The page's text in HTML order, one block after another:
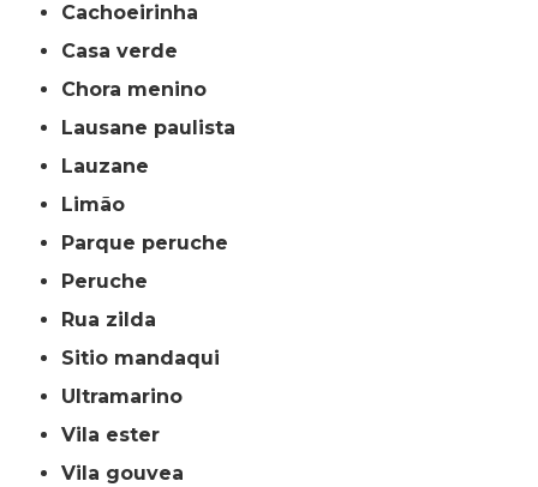
cachoeirinha
casa verde
chora menino
lausane paulista
lauzane
limão
parque peruche
peruche
rua zilda
sitio mandaqui
ultramarino
vila ester
vila gouvea